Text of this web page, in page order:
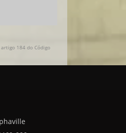
184 do Código